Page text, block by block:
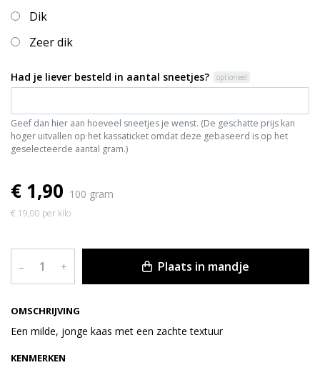
OMSCHRIJVING
Een milde, jonge kaas met een zachte textuur
Dik
Zeer dik
Had je liever besteld in aantal sneetjes? optioneel
Geef dan hier aan hoeveel sneetjes je wenst. (De geschatte prijs kan
hoger uitvallen op het kassaticket omdat deze gebaseerd is op het
geselecteerde aantal gram.)
€ 1,90 100 gram
€ 19,00 per kilo
– + Plaats in mandje
KENMERKEN